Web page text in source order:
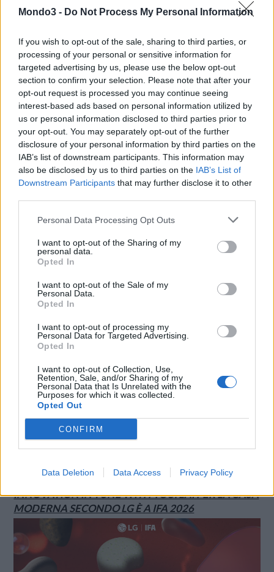
Mondo3 - Do Not Process My Personal Information
If you wish to opt-out of the sale, sharing to third parties, or
processing of your personal or sensitive information for
targeted advertising by us, please use the below opt-out
section to confirm your selection. Please note that after your
opt-out request is processed you may continue seeing
interest-based ads based on personal information utilized by
us or personal information disclosed to third parties prior to
your opt-out. You may separately opt-out of the further
disclosure of your personal information by third parties on the
IAB’s list of downstream participants. This information may
also be disclosed by us to third parties on the IAB’s List of
Downstream Participants that may further disclose it to other
Personal Data Processing Opt Outs
I want to opt-out of the Sharing of my
personal data.
Opted In
I want to opt-out of the Sale of my
Personal Data.
Opted In
I want to opt-out of processing my
Personal Data for Targeted Advertising.
Opted In
I want to opt-out of Collection, Use,
Retention, Sale, and/or Sharing of my
Personal Data that Is Unrelated with the
Purposes for which it was collected.
Opted Out
CONFIRM
Data Deletion Data Access Privacy Policy
VIEW POST
LE MIGLIORI OFFERTE AMAZON
SMARTPHONE E NON SOLO: TECNOGAZZETTA
FOCUS SU AUTONOMIA E INTRATTENIMENTO
INNOVATION IN TUNE WITH YOU: L’AI PER LA CASA
MODERNA SECONDO LG È A IFA 2026